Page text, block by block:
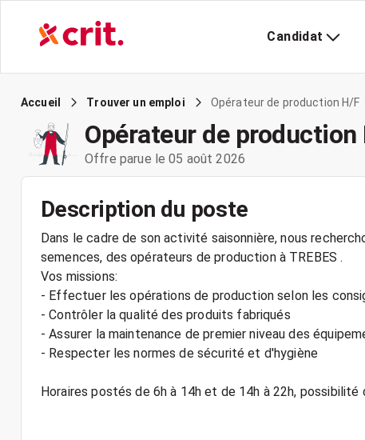
Candidat
Accueil Trouver un emploi Opérateur de production H/F
Opérateur de production
Offre parue le 05 août 2026
Description du poste
Dans le cadre de son activité saisonnière, nous
semences, des opérateurs de production à TREBES .
Vos missions:
- Effectuer les opérations de production selon les
- Contrôler la qualité des produits fabriqués
- Assurer la maintenance de premier niveau des
- Respecter les normes de sécurité et d'hygiène
Horaires postés de 6h à 14h et de 14h à 22h, possibilité